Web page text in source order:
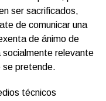
ser sacrificados,
de comunicar una
de ánimo de
socialmente relevante
se pretende.
técnicos